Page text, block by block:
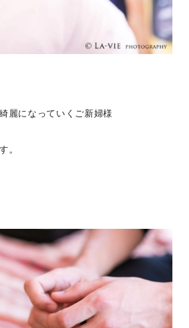
麗になっていくご新婦様
。